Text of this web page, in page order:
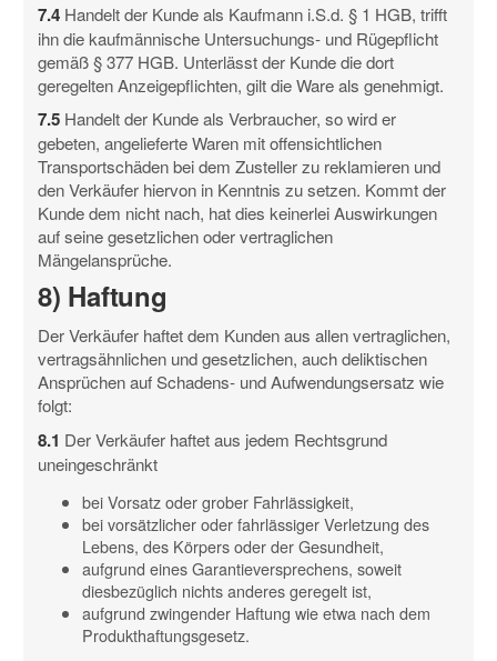
7.4Handelt der Kunde als Kaufmann i.S.d. § 1 HGB, trifft
ihn die kaufmännische Untersuchungs- und Rügepflicht
gemäß § 377 HGB. Unterlässt der Kunde die dort
geregelten Anzeigepflichten, gilt die Ware als genehmigt.
7.5Handelt der Kunde als Verbraucher, so wird er
gebeten, angelieferte Waren mit offensichtlichen
Transportschäden bei dem Zusteller zu reklamieren und
den Verkäufer hiervon in Kenntnis zu setzen. Kommt der
Kunde dem nicht nach, hat dies keinerlei Auswirkungen
auf seine gesetzlichen oder vertraglichen
Mängelansprüche.
8) Haftung
Der Verkäufer haftet dem Kunden aus allen vertraglichen,
vertragsähnlichen und gesetzlichen, auch deliktischen
Ansprüchen auf Schadens- und Aufwendungsersatz wie
folgt:
8.1 Der Verkäufer haftet aus jedem Rechtsgrund
uneingeschränkt
bei Vorsatz oder grober Fahrlässigkeit,
bei vorsätzlicher oder fahrlässiger Verletzung des
Lebens, des Körpers oder der Gesundheit,
aufgrund eines Garantieversprechens, soweit
diesbezüglich nichts anderes geregelt ist,
aufgrund zwingender Haftung wie etwa nach dem
Produkthaftungsgesetz.